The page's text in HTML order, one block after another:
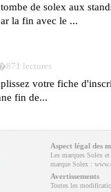
de solex aux
la fin avec le ...
lectures
votre fiche
fin de...
Aspect légal des
Les marques Solex
marque Solex :
Avertissements
Toutes les